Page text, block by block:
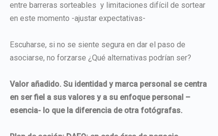
entre barreras sorteables y limitaciones difícil de sortear
en este momento -ajustar expectativas-
Escuharse, si no se siente segura en dar el paso de
asociarse, no forzarse ¿Qué alternativas podrían ser?
Valor añadido. Su identidad y marca personal se centra
en ser fiel a sus valores y a su enfoque personal –
esencia- lo que la diferencia de otra fotógrafas.